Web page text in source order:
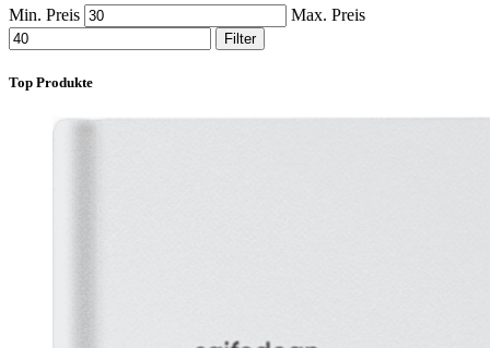
Min. Preis Max. Preis
Filter
Top Produkte